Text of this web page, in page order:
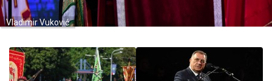
Vladimir Vuković